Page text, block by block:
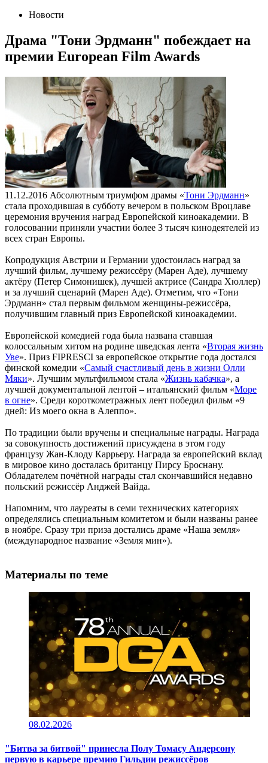
Новости
Драма "Тони Эрдманн" побеждает на
премии European Film Awards
11.12.2016 Абсолютным триумфом драмы «Тони Эрдманн»
стала проходившая в субботу вечером в польском Вроцлаве
церемония вручения наград Европейской киноакадемии. В
голосовании приняли участии более 3 тысяч кинодеятелей из
всех стран Европы.
Копродукция Австрии и Германии удостоилась наград за
лучший фильм, лучшему режиссёру (Марен Аде), лучшему
актёру (Петер Симонишек), лучшей актрисе (Сандра Хюллер)
и за лучший сценарий (Марен Аде). Отметим, что «Тони
Эрдманн» стал первым фильмом женщины-режиссёра,
получившим главный приз Европейской киноакадемии.
Европейской комедией года была названа ставшая
колоссальным хитом на родине шведская лента «Вторая жизнь
Уве». Приз FIPRESCI за европейское открытие года достался
финской комедии «Самый счастливый день в жизни Олли
Мяки». Лучшим мультфильмом стала «Жизнь кабачка», а
лучшей документальной лентой – итальянский фильм «Море
в огне». Среди короткометражных лент победил фильм «9
дней: Из моего окна в Алеппо».
По традиции были вручены и специальные награды. Награда
за совокупность достижений присуждена в этом году
французу Жан-Клоду Каррьеру. Награда за европейский вклад
в мировое кино досталась британцу Пирсу Броснану.
Обладателем почётной награды стал скончавшийся недавно
польский режиссёр Анджей Вайда.
Напомним, что лауреаты в семи технических категориях
определялись специальным комитетом и были названы ранее
в ноябре. Сразу три приза достались драме «Наша земля»
(международное название «Земля мин»).
Материалы по теме
08.02.2026
"Битва за битвой" принесла Полу Томасу Андерсону
первую в карьере премию Гильдии режиссёров